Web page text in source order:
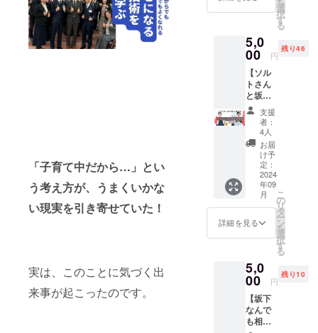
「子育て中だから…」とい
う考え方が、うまくいかな
い現実を引き寄せていた！
実は、このことに気づく出
来事が起こったのです。
親会ご
希望の
【能登
のうま
いもの
を食べ
ながら
ママの
生き方
を語り
合う
BBQ大
会】を
お申込
みくだ
さい。
マル
シェも
お楽し
みいた
だけま
援者様
の交通
費や滞
在費：
支援者
様の交
何も気
にリ
ラック
スして
過ごせ
ます。
・注意
事項 雨
天決
行：屋
外での
開催を
予定し
ていま
すが、
天候に
応じて
室内で
の実施
となる
ありま
す。 服
装：動
きやす
く、汚
れても
のあり
2024年
1月1日
に発生
した能
登半島
地震後
の支援
活動に
つい
て、坂
下賀英
子とレ
モンさ
んが
「心の
資を届
ける」
思いを
実践
し、1か
月後に
400人以
上の炊
き出し
内容：
坂下賀
英子に
よる共
同セミ
ナー
2024年
1月1日
の震災
後、支
援活動
を通じ
て得た
知識と
経験の
シェア
400人以
上の炊
き出し
の秘訣
日時：
2024年
9月2日
（月）
13:30～
特別ゲ
ストの
話をオ
ンライ
ンで直
接聞く
ことが
できま
す。 詳
細の内
容 リ
ターン
詳細 ・
書籍1冊
出版記
念講演
会
出演者
坂下賀
英子 レ
モンさ
ん 塩川
祐子
一社限
定の特
別なリ
ターン
です。
※ベビ＊
ステと
は、静
岡県富
士宮市
でＮＰ
Ｏ法人
母力向
上委員
会が運
営して
いる
両面か
ら子育
てに優
しいお
店を認
定し子
籍1冊
と、9月
版記念
講演会
イベン
トでの
ベビ＊
ステ
（テン
ト型移
動式授
乳室兼
おむつ
替えス
ペー
ス）設
置を提
供する
スポン
複数社
がスポ
ンサー
となる
リター
ンで
選
択
す
る
5,0
00 円
残り46
【ソル
トさん
と坂下
さんの
対談イ
ベント
＋書籍1
冊】 概
要 塩川
祐子
（ソル
トさ
ん）と
坂下賀
英子に
よるオ
ン対談
イベン
トで
す。全
国のマ
マさん
支援
者：
4人
お届
け予
定：
2024
年09
月
詳細を見る
こ
の
リ
タ
ー
ン
を
選
択
す
る
5,0
00 円
残り10
【坂下
なんで
も相談